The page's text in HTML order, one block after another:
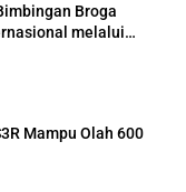
Broga
melalui
Mampu Olah 600